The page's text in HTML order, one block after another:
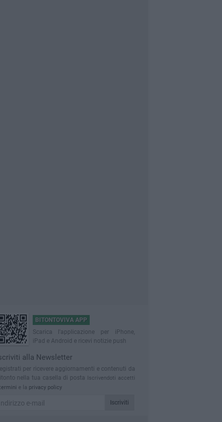
BITONTOVIVA APP
Scarica l'applicazione per iPhone,
iPad e Android e ricevi notizie push
alla Newsletter
per ricevere aggiornamenti e contenuti da
nella tua casella di posta Iscrivendoti accetti
e la privacy policy
Iscriviti